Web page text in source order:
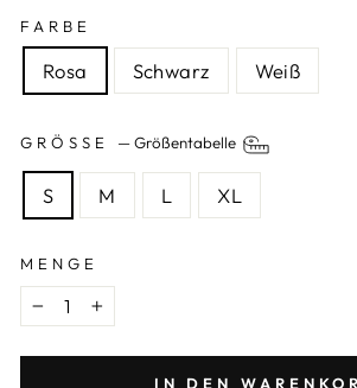
FARBE
Rosa Schwarz Weiß
GRÖSSE —Größentabelle
S M L XL
MENGE
− +
IN DEN